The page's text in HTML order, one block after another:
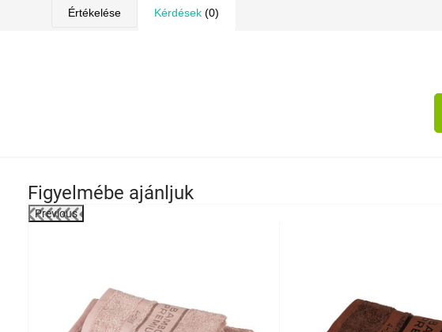
Értékelése Kérdések (0)
Figyelmébe ajánljuk
Previous